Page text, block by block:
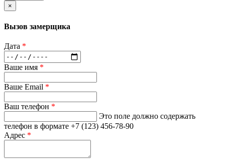
×
Вызов замерщика
Дата *
Ваше имя *
Ваше Email *
Ваш телефон *
Это поле должно содержать
телефон в формате +7 (123) 456-78-90
Адрес *